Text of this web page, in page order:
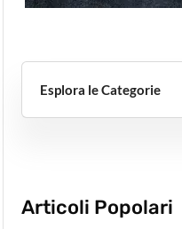
Esplora le Categorie
Articoli Popolari